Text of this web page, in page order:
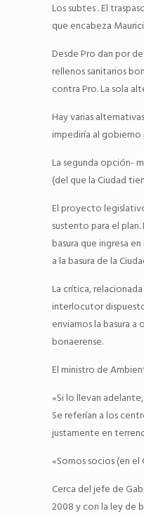
Los subtes . El
que encabeza
Desde Pro dan por
rellenos sanitarios
contra Pro. La sola
Hay varias
impediría al
La segunda opción-
(del que la Ciudad
El proyecto
sustento para el
basura que ingresa
a la basura de la
La crítica,
interlocutor
enviamos la basura
bonaerense.
El ministro de
«Si lo llevan
Se referían a los
justamente en
«Somos socios (en
Cerca del jefe de
2008 y con la ley de